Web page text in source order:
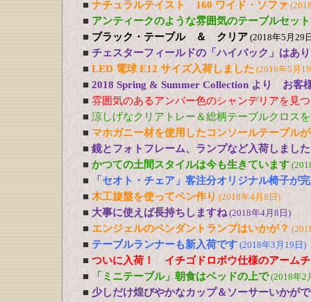
■ ナチュラルテイスト 160 ワイド・ソファ
■ アンティークのような雰囲気のテーブルセット
■ ブラック・テーブル ＆ クリア (2018年5月29
■ チェスターフィールドの「ハイバック」はあ
■ LED 電球 E12 サイズ入荷しました (2018年5月
■ 2018 Spring & Summer Collection より お客
■ 雰囲気のあるアンバー色のシャンデリアを見
■ 涼しげなクリアトレー＆総柄テーブルクロス
■ マホガニー材を使用したコンソールテーブル
■ 鏡とフォトフレーム、ランプなど入荷しました
■ かつての土間スタイルは今も生きています
■
「セオト・チェア」客注分オリジナル椅子が
■ 木工旋盤を使ってペン作り (2018年4月8日)
■ 大事に使えば長持ちしますね(2018年4月8日)
■ エンジェルのペンダントランプはいかが？
■ テーブルランナーも新入荷です (2018年3月19日)
■ ついに入荷！ イチゴドロボウ仕様のアーム
■
「ミニテーブル」朝食はベッドの上で(2018年2
■ 少しだけ煌びやかなカップ＆ソーサーいかが